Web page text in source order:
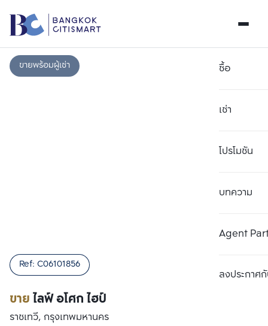
ซื้อ
เช่า
โปรโมชัน
บทความ
Agent
ลงประกาศกั
ขายพร้อมผู้เช่า
ขายไลฟ์ อโศก ไฮป์
Ref: C06101856
ราชเทวี, กรุงเทพมหานคร
เปรียบเทียบ